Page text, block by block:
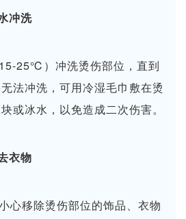
冲洗
25℃）冲洗烫伤部位，直到
法冲洗，可用冷湿毛巾敷在烫
或冰水，以免造成二次伤害。
衣物
心移除烫伤部位的饰品、衣物